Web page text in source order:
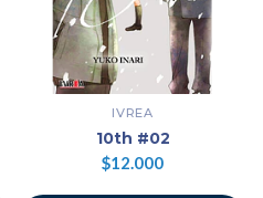
IVREA
10th #02
$12.000